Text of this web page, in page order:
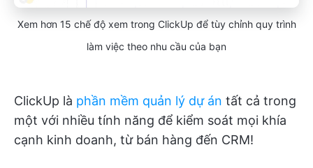
Xem hơn 15 chế độ xem trong ClickUp để tùy chỉnh quy trình
làm việc theo nhu cầu của bạn
ClickUp là phần mềm quản lý dự án tất cả trong
một với nhiều tính năng để kiểm soát mọi khía
cạnh kinh doanh, từ bán hàng đến CRM!